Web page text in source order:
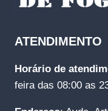
ATENDIMENTO
Horário de
feira das 08:00 as